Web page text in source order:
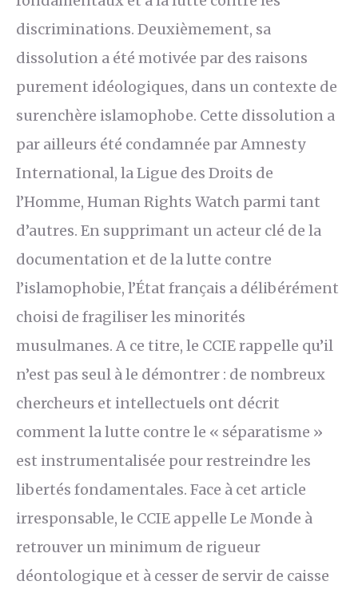
discriminations. Deuxièmement, sa
dissolution a été motivée par des raisons
purement idéologiques, dans un contexte de
surenchère islamophobe. Cette dissolution a
par ailleurs été condamnée par Amnesty
International, la Ligue des Droits de
l’Homme, Human Rights Watch parmi tant
d’autres. En supprimant un acteur clé de la
documentation et de la lutte contre
l’islamophobie, l’État français a délibérément
choisi de fragiliser les minorités
musulmanes. A ce titre, le CCIE rappelle qu’il
n’est pas seul à le démontrer : de nombreux
chercheurs et intellectuels ont décrit
comment la lutte contre le « séparatisme »
est instrumentalisée pour restreindre les
libertés fondamentales. Face à cet article
irresponsable, le CCIE appelle Le Monde à
retrouver un minimum de rigueur
déontologique et à cesser de servir de caisse